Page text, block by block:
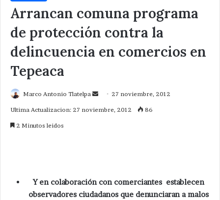
Arrancan comuna programa
de protección contra la
delincuencia en comercios en
Tepeaca
Marco Antonio Tlatelpa
Send 27 noviembre, 2012
Ultima Actualizacion: 27 noviembre, 2012 86
2 Minutos leidos
Y en colaboración con comerciantes establecen
observadores ciudadanos que denunciaran a malos